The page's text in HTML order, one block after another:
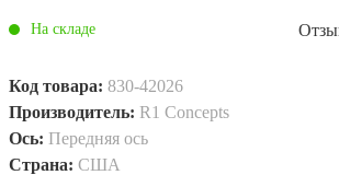
На складе
Код товара: 830-42026
Производитель: R1 Concepts
Ось: Передняя ось
Страна: США